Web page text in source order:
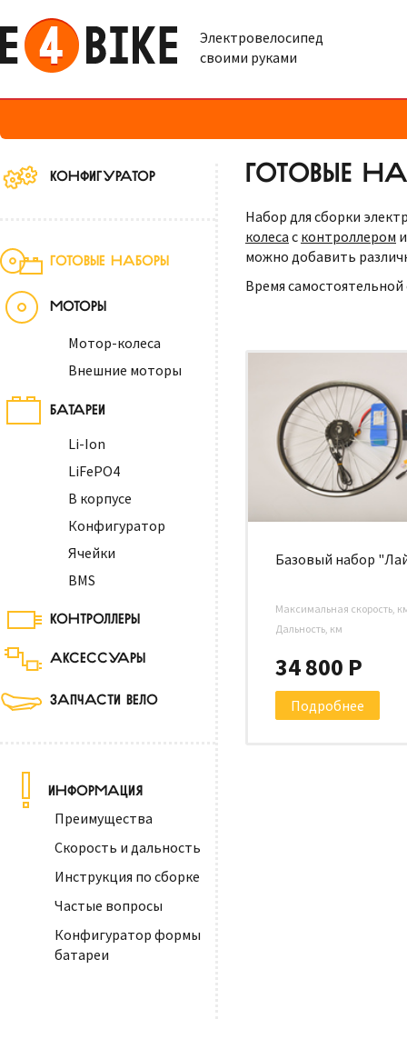
Электровелосипед
своими руками
КОНФИГУРАТОР
ГОТОВЫЕ НАБОРЫ
МОТОРЫ
Мотор-колеса
Внешние моторы
БАТАРЕИ
Li-Ion
LiFePO4
В корпусе
Конфигуратор
Ячейки
BMS
КОНТРОЛЛЕРЫ
АКСЕССУАРЫ
ЗАПЧАСТИ ВЕЛО
ИНФОРМАЦИЯ
Преимущества
Скорость и дальность
Инструкция по сборке
Частые вопросы
Конфигуратор формы
батареи
ГОТОВЫЕ
Набор для сборки
колеса с контроллером
можно добавить
Время
Базовый набор
Максимальная скорость,
Дальность, км
34 800 Р
Подробнее